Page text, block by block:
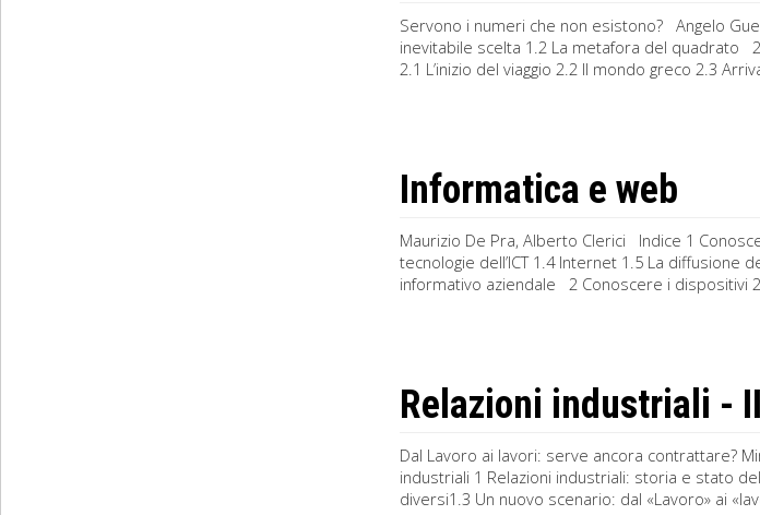
Servono i numeri che non esistono? Angelo
inevitabile scelta 1.2 La metafora del quadrato
2.1 L’inizio del viaggio 2.2 Il mondo greco 2.3
Informatica e web
Maurizio De Pra, Alberto Clerici Indice 1
tecnologie dell’ICT 1.4 Internet 1.5 La diffusione
informativo aziendale 2 Conoscere i dispositivi
Relazioni industriali -
Dal Lavoro ai lavori: serve ancora contrattare?
industriali 1 Relazioni industriali: storia e stato
diversi1.3 Un nuovo scenario: dal «Lavoro» ai